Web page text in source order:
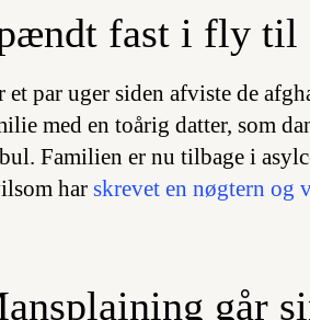
fast i fly til
et par uger siden afviste de
med en toårig datter, som
Familien er nu tilbage i
har skrevet en nøgtern og
går